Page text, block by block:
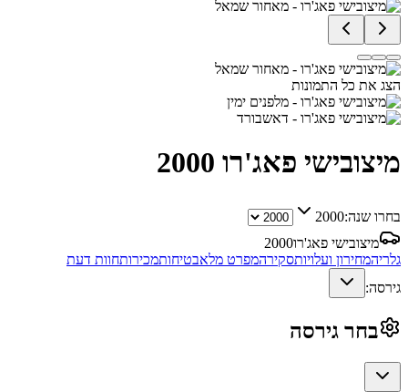
הצג את כל התמונות
מיצובישי פאג'רו 2000
בחרו שנה:2000
מיצובישי פאג'רו2000
גלריהמחירון ועלויותסקירהמפרט מלאבטיחותמכירותחוות דעת
גירסה:
בחר גירסה